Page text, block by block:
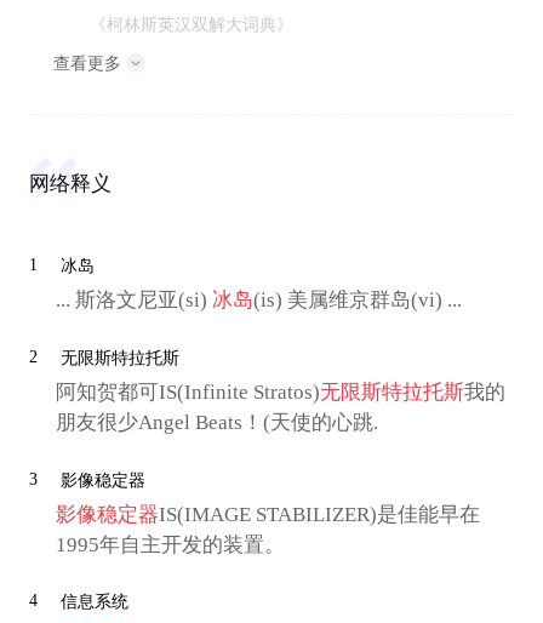
《柯林斯英汉双解大词典》
查看更多
网络释义
1 冰岛
... 斯洛文尼亚(si) 冰岛(is) 美属维京群岛(vi) ...
2 无限斯特拉托斯
阿知贺都可IS(Infinite Stratos)无限斯特拉托斯我的
朋友很少Angel Beats！(天使的心跳.
3 影像稳定器
影像稳定器IS(IMAGE STABILIZER)是佳能早在
1995年自主开发的装置。
4 信息系统